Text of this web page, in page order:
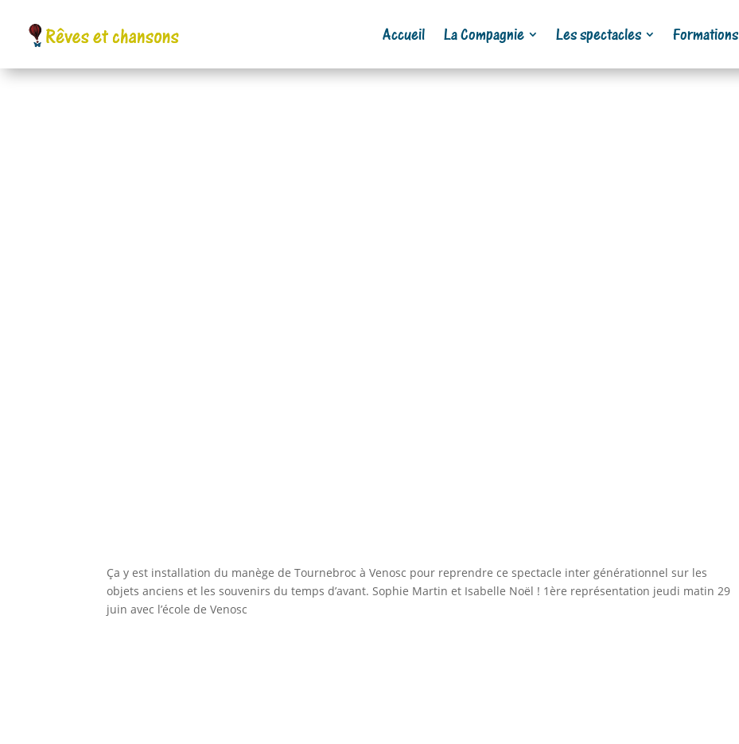
Accueil La Compagnie Les spectacles Formations
Ça y est installation du manège de Tournebroc à Venosc pour reprendre ce spectacle inter générationnel sur les
objets anciens et les souvenirs du temps d’avant. Sophie Martin et Isabelle Noël ! 1ère représentation jeudi matin 29
juin avec l’école de Venosc